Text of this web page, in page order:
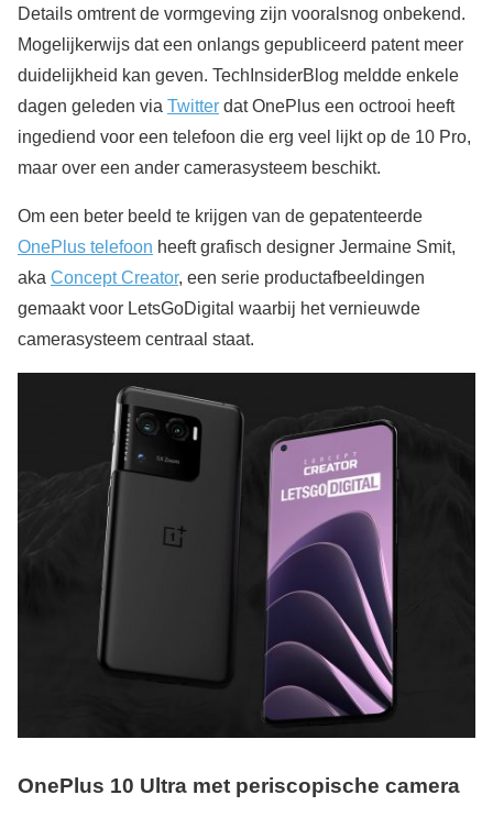
Details omtrent de vormgeving zijn vooralsnog onbekend.
Mogelijkerwijs dat een onlangs gepubliceerd patent meer
duidelijkheid kan geven. TechInsiderBlog meldde enkele
dagen geleden via Twitter dat OnePlus een octrooi heeft
ingediend voor een telefoon die erg veel lijkt op de 10 Pro,
maar over een ander camerasysteem beschikt.
Om een beter beeld te krijgen van de gepatenteerde
OnePlus telefoon heeft grafisch designer Jermaine Smit,
aka Concept Creator, een serie productafbeeldingen
gemaakt voor LetsGoDigital waarbij het vernieuwde
camerasysteem centraal staat.
OnePlus 10 Ultra met periscopische camera